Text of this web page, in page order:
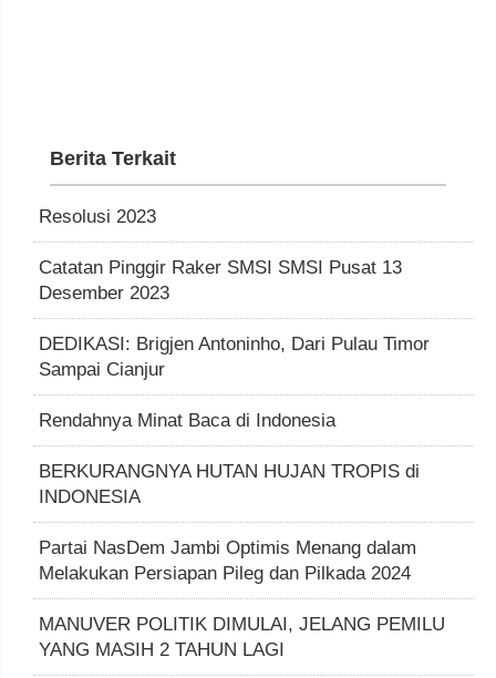
Berita Terkait
Resolusi 2023
Catatan Pinggir Raker SMSI SMSI Pusat 13
Desember 2023
DEDIKASI: Brigjen Antoninho, Dari Pulau Timor
Sampai Cianjur
Rendahnya Minat Baca di Indonesia
BERKURANGNYA HUTAN HUJAN TROPIS di
INDONESIA
Partai NasDem Jambi Optimis Menang dalam
Melakukan Persiapan Pileg dan Pilkada 2024
MANUVER POLITIK DIMULAI, JELANG PEMILU
YANG MASIH 2 TAHUN LAGI